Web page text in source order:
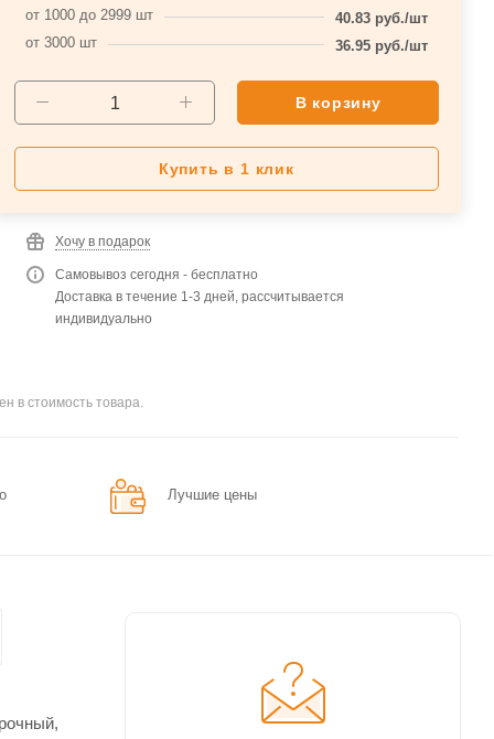
от 1000 до 2999 шт
40.83руб./шт
от 3000 шт
36.95руб./шт
В корзину
Купить в 1 клик
Хочу в подарок
Самовывоз сегодня - бесплатно
Доставка в течение 1-3 дней, рассчитывается
индивидуально
в стоимость товара.
Лучшие цены